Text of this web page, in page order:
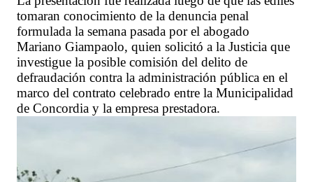
tomaran conocimiento de la denuncia penal
formulada la semana pasada por el abogado
Mariano Giampaolo, quien solicitó a la Justicia que
investigue la posible comisión del delito de
defraudación contra la administración pública en el
marco del contrato celebrado entre la Municipalidad
de Concordia y la empresa prestadora.